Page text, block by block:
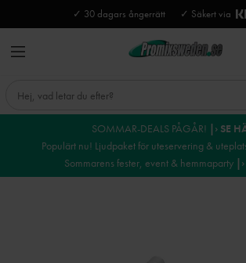
✓ 30 dagars ångerrätt ✓ Säkert via
SOMMAR-DEALS PÅGÅR! |› SE
Populärt nu! Ljudpaket för uteservering &
Sommarens fester, event & hemmaparty